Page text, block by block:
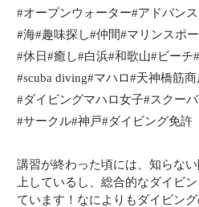
#オープンウォーター#アドバンス
#海#趣味探し#仲間#マリンスポ
#休日#癒し#白浜#和歌山#ビーチ
#scuba diving#マハロ#天神橋筋
#ダイビングマハロ女子#スクー
#サークル#神戸#ダイビング免許
講習が終わった頃には、知らな
上しているし、総合的なダイビ
ています！なによりも ダイビン